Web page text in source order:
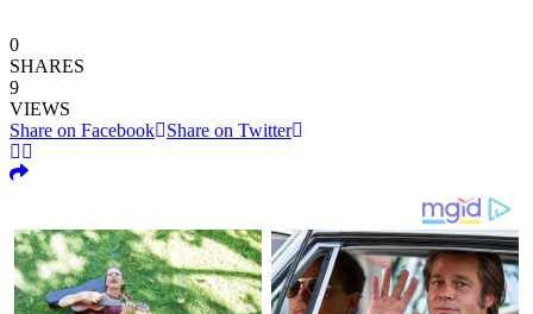
0
SHARES
9
VIEWS
Share on Facebook
Share on Twitter